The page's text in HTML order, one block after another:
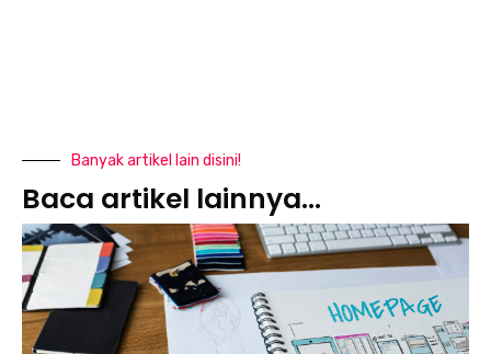
Banyak artikel lain disini!
Baca artikel lainnya...